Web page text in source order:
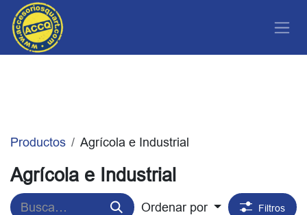
Ir al contenido
Productos Agrícola e Industrial
Agrícola e Industrial
Ordenar por Filtros